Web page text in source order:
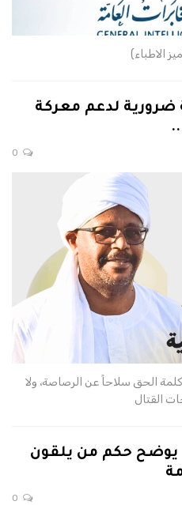
الاطباء)
ضرورية لدعم معركة
الحق سلاحاً عن الرصاصة، ولا
القتال
حكم من يلقون